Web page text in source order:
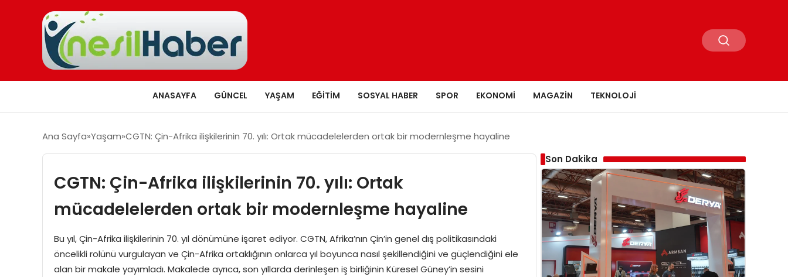
ANASAYFA GÜNCEL YAŞAM EĞITIM SOSYAL HABER SPOR EKONOMI MAGAZIN TEKNOLOJI
Ana Sayfa Yaşam CGTN: Çin-Afrika ilişkilerinin 70. yılı: Ortak mücadelelerden ortak bir modernleşme hayaline
CGTN: Çin-Afrika ilişkilerinin 70. yılı: Ortak
mücadelelerden ortak bir modernleşme hayaline
Bu yıl, Çin-Afrika ilişkilerinin 70. yıl dönümüne işaret ediyor. CGTN, Afrika’nın Çin’in genel dış politikasındaki
öncelikli rolünü vurgulayan ve Çin-Afrika ortaklığının onlarca yıl boyunca nasıl şekillendiğini ve güçlendiğini ele
alan bir makale yayımladı. Makalede ayrıca, son yıllarda derinleşen iş birliğinin Küresel Güney’in sesini
Son Dakika